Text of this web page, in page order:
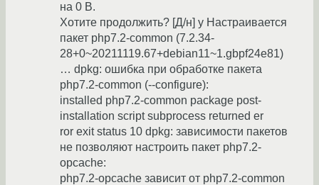
на 0 B.
Хотите продолжить? [Д/н] y Настраивается
пакет php7.2-common (7.2.34-
28+0~20211119.67+debian11~1.gbpf24e81)
… dpkg: ошибка при обработке пакета
php7.2-common (--configure):
installed php7.2-common package post-
installation script subprocess returned er
ror exit status 10 dpkg: зависимости пакетов
не позволяют настроить пакет php7.2-
opcache:
php7.2-opcache зависит от php7.2-common